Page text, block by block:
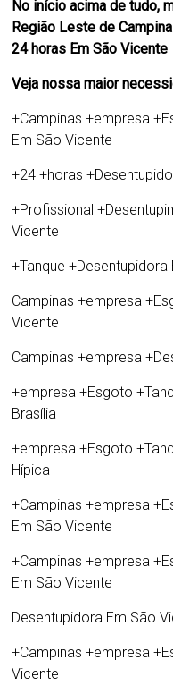
No início acima de tudo,
Região Leste de
24 horas Em São Vicente
Veja nossa maior
+Campinas +empresa
Em São Vicente
+24 +horas +
+Profissional
Vicente
+Tanque +Desentupidora
Campinas +empresa
Vicente
Campinas +empresa +
+empresa +Esgoto
Brasília
+empresa +Esgoto
Hípica
+Campinas +empresa
Em São Vicente
+Campinas +empresa
Em São Vicente
Desentupidora Em São
+Campinas +empresa
Vicente